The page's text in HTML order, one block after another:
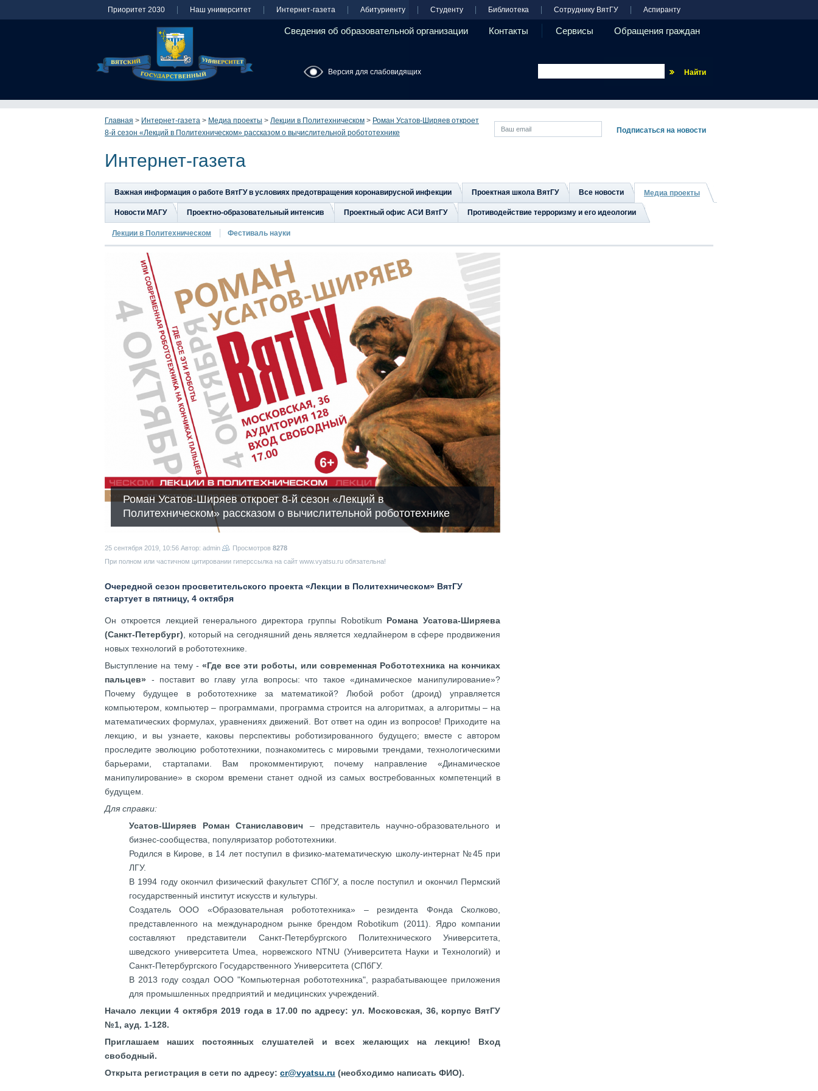
Приоритет 2030 Наш университет Интернет-газета Абитуриенту Студенту Библиотека Сотруднику ВятГУ Аспиранту
Сведения об образовательной организации Контакты Сервисы Обращения граждан
Версия для слабовидящих
Главная > Интернет-газета > Медиа проекты > Лекции в Политехническом > Роман Усатов-Ширяев откроет
8-й сезон «Лекций в Политехническом» рассказом о вычислительной робототехнике
Интернет-газета
Важная информация о работе ВятГУ в условиях предотвращения коронавирусной инфекции Проектная школа ВятГУ Все новости Медиа проекты
Новости МАГУ Проектно-образовательный интенсив Проектный офис АСИ ВятГУ Противодействие терроризму и его идеологии
Лекции в Политехническом Фестиваль науки
Роман Усатов-Ширяев откроет 8-й сезон «Лекций в
Политехническом» рассказом о вычислительной робототехнике
25 сентября 2019, 10:56 Автор: admin Просмотров 8278
При полном или частичном цитировании гиперссылка на сайт www.vyatsu.ru обязательна!
Очередной сезон просветительского проекта «Лекции в Политехническом» ВятГУ
стартует в пятницу, 4 октября
Он откроется лекцией генерального директора группы Robotikum Романа Усатова-Ширяева
(Санкт-Петербург) , который на сегодняшний день является хедлайнером в сфере продвижения
новых технологий в робототехнике.
Выступление на тему -«Где все эти роботы, или современная Робототехника на кончиках
пальцев» - поставит во главу угла вопросы: что такое «динамическое манипулирование»?
Почему будущее в робототехнике за математикой? Любой робот (дроид) управляется
компьютером, компьютер – программами, программа строится на алгоритмах, а алгоритмы – на
математических формулах, уравнениях движений. Вот ответ на один из вопросов! Приходите на
лекцию, и вы узнаете, каковы перспективы роботизированного будущего; вместе с автором
проследите эволюцию робототехники, познакомитесь с мировыми трендами, технологическими
барьерами, стартапами. Вам прокомментируют, почему направление «Динамическое
манипулирование» в скором времени станет одной из самых востребованных компетенций в
будущем.
Для справки:
Усатов-Ширяев Роман Станиславович – представитель научно-образовательного и
бизнес-сообщества, популяризатор робототехники.
Родился в Кирове, в 14 лет поступил в физико-математическую школу-интернат №45 при
ЛГУ.
В 1994 году окончил физический факультет СПбГУ, а после поступил и окончил Пермский
государственный институт искусств и культуры.
Создатель ООО «Образовательная робототехника» – резидента Фонда Сколково,
представленного на международном рынке брендом Robotikum (2011). Ядро компании
составляют представители Санкт-Петербургского Политехнического Университета,
шведского университета Umea, норвежского NTNU (Университета Науки и Технологий) и
Санкт-Петербургского Государственного Университета (СПбГУ.
В 2013 году создал ООО "Компьютерная робототехника", разрабатывающее приложения
для промышленных предприятий и медицинских учреждений.
Начало лекции 4 октября 2019 года в 17.00 по адресу: ул. Московская, 36, корпус ВятГУ
№1, ауд. 1-128.
Приглашаем наших постоянных слушателей и всех желающих на лекцию! Вход
свободный.
Открыта регистрация в сети по адресу: cr@vyatsu.ru (необходимо написать ФИО).